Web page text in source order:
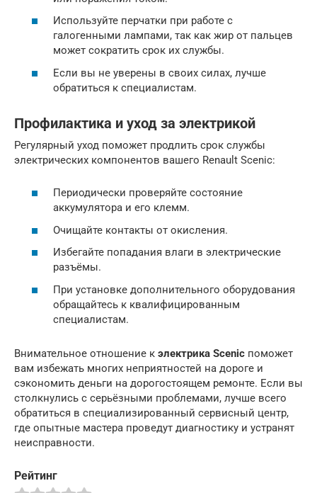
Используйте перчатки при работе с
галогенными лампами, так как жир от пальцев
может сократить срок их службы.
Если вы не уверены в своих силах, лучше
обратиться к специалистам.
Профилактика и уход за электрикой
Регулярный уход поможет продлить срок службы
электрических компонентов вашего Renault Scenic:
Периодически проверяйте состояние
аккумулятора и его клемм.
Очищайте контакты от окисления.
Избегайте попадания влаги в электрические
разъёмы.
При установке дополнительного оборудования
обращайтесь к квалифицированным
специалистам.
Внимательное отношение к электрика Scenic поможет
вам избежать многих неприятностей на дороге и
сэкономить деньги на дорогостоящем ремонте. Если вы
столкнулись с серьёзными проблемами, лучше всего
обратиться в специализированный сервисный центр,
где опытные мастера проведут диагностику и устранят
неисправности.
Рейтинг